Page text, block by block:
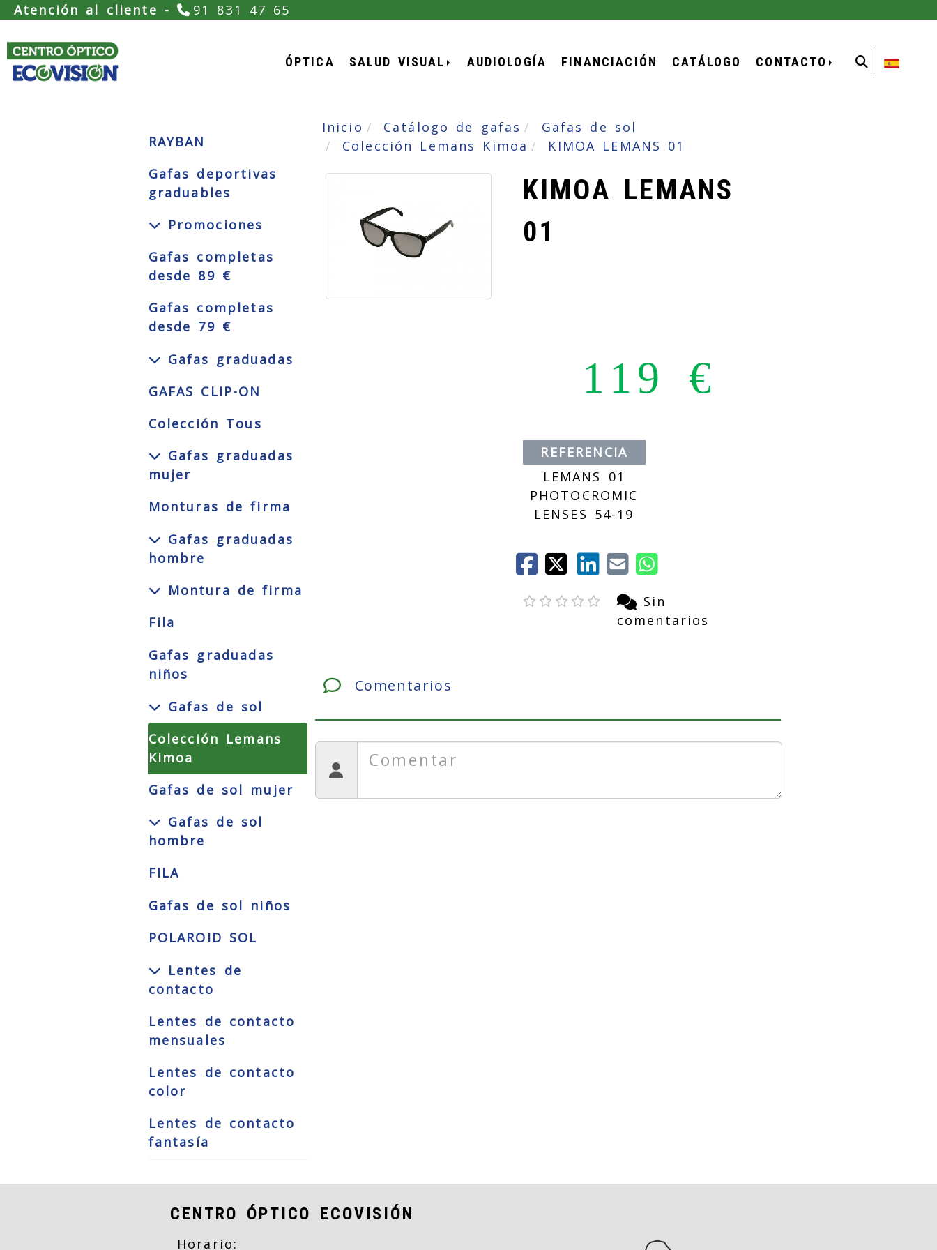
Atención al cliente - 91 831 47 65
ÓPTICA SALUD VISUAL AUDIOLOGÍA FINANCIACIÓN CATÁLOGO CONTACTO
RAYBAN
Gafas deportivas
graduables
Promociones
Gafas completas
desde 89 €
Gafas completas
desde 79 €
Gafas graduadas
GAFAS CLIP-ON
Colección Tous
Gafas graduadas
mujer
Monturas de firma
Gafas graduadas
hombre
Montura de firma
Fila
Gafas graduadas
niños
Gafas de sol
Colección Lemans
Kimoa
Gafas de sol mujer
Gafas de sol
hombre
FILA
Gafas de sol niños
POLAROID SOL
Lentes de
contacto
Lentes de contacto
mensuales
Lentes de contacto
color
Lentes de contacto
fantasía
Inicio Catálogo de gafas
Gafas de sol
Colección Lemans Kimoa
KIMOA LEMANS 01
KIMOA LEMANS
01
119 €
REFERENCIA
LEMANS 01
PHOTOCROMIC
LENSES 54-19
Sin
comentarios
Comentarios
CENTRO ÓPTICO ECOVISIÓN
Horario: